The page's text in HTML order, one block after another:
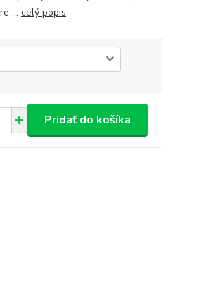
... celý popis
Pridať do košíka